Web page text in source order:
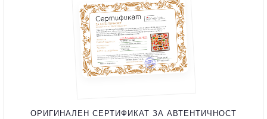
ОРИГИНАЛЕН СЕРТИФИКАТ ЗА АВТЕНТИЧНОСТ